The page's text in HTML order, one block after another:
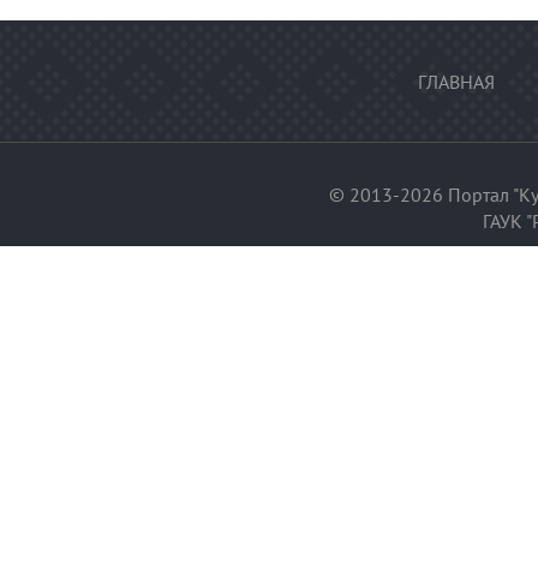
ГЛАВНАЯ
© 2013-2026 Портал
ГАУК